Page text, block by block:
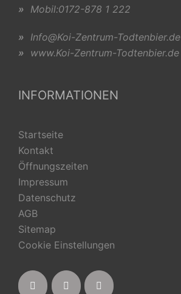
» Mobil:0172-878 1 222
» Info@Koi-Zentrum-Todtenbier.de
» www.Koi-Zentrum-Todtenbier.de
INFORMATIONEN
Startseite
Kontakt
Öffnungszeiten
Impressum
Datenschutz
AGB
Sitemap
Cookie Einstellungen